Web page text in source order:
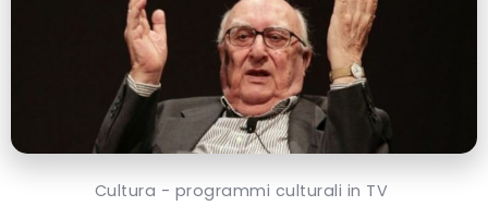
Cultura - programmi culturali in TV